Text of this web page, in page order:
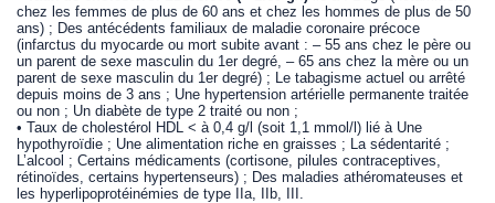
chez les femmes de plus de 60 ans et chez les hommes de plus de 50
ans) ; Des antécédents familiaux de maladie coronaire précoce
(infarctus du myocarde ou mort subite avant : – 55 ans chez le père ou
un parent de sexe masculin du 1er degré, – 65 ans chez la mère ou un
parent de sexe masculin du 1er degré) ; Le tabagisme actuel ou arrêté
depuis moins de 3 ans ; Une hypertension artérielle permanente traitée
ou non ; Un diabète de type 2 traité ou non ;
• Taux de cholestérol HDL < à 0,4 g/l (soit 1,1 mmol/l) lié à Une
hypothyroïdie ; Une alimentation riche en graisses ; La sédentarité ;
L’alcool ; Certains médicaments (cortisone, pilules contraceptives,
rétinoïdes, certains hypertenseurs) ; Des maladies athéromateuses et
les hyperlipoprotéinémies de type IIa, IIb, III.